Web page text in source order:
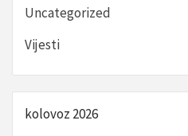
Uncategorized
Vijesti
kolovoz 2026